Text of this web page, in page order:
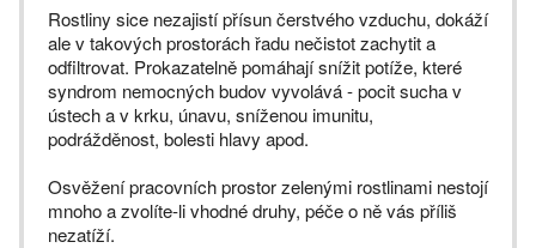
Rostliny sice nezajistí přísun čerstvého vzduchu, dokáží
ale v takových prostorách řadu nečistot zachytit a
odfiltrovat. Prokazatelně pomáhají snížit potíže, které
syndrom nemocných budov vyvolává - pocit sucha v
ústech a v krku, únavu, sníženou imunitu,
podrážděnost, bolesti hlavy apod.
Osvěžení pracovních prostor zelenými rostlinami nestojí
mnoho a zvolíte-li vhodné druhy, péče o ně vás příliš
nezatíží.